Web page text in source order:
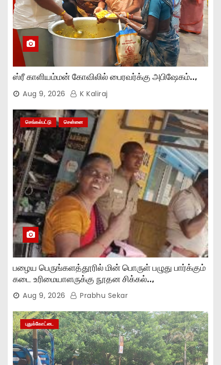
ஸ்ரீ காளியம்மன் கோவிலில் பைரவர்க்கு அபிஷேகம்..,
Aug 9, 2026 K Kaliraj
செங்கல்பட்டு சென்னை
பழைய பெருங்களத்தூரில் மின் பொருள் பழுது பார்க்கும்
கடை உரிமையாளருக்கு நூதன சிக்கல்..,
Aug 9, 2026 Prabhu Sekar
புதுக்கோட்டை